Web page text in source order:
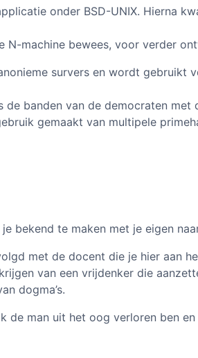
onder BSD-UNIX. Hierna
N-machine bewees, voor verder
survers en wordt gebruikt
de banden van de democraten met
gemaakt van multipele
bekend te maken met je eigen
met de docent die je hier aan
van een vrijdenker die
dogma’s.
de man uit het oog verloren ben en